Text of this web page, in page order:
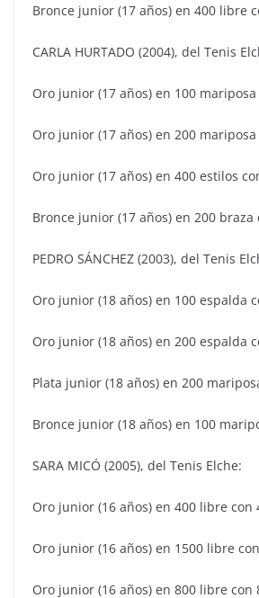
Bronce junior (17 años) en 400 libre
CARLA HURTADO (2004), del Tenis
Oro junior (17 años) en 100
Oro junior (17 años) en 200
Oro junior (17 años) en 400 estilos
Bronce junior (17 años) en 200 braza
PEDRO SÁNCHEZ (2003), del Tenis
Oro junior (18 años) en 100 espalda
Oro junior (18 años) en 200 espalda
Plata junior (18 años) en 200
Bronce junior (18 años) en 100
SARA MICÓ (2005), del Tenis Elche:
Oro junior (16 años) en 400 libre con
Oro junior (16 años) en 1500 libre
Oro junior (16 años) en 800 libre con